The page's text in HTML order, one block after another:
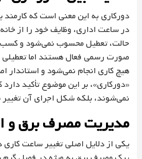
دورکاری به این معنی است که کارمند
در ساعت اداری، وظایف خود را از
حالت، تعطیل محسوب نمی‌شود و
صورت رسمی فعال هستند اما
هیچ کاری انجام نمی‌شود و استاندار
«دورکاری»، بر این موضوع تأکید
نمی‌شوند، بلکه شکل اجرای آن
مدیریت مصرف برق و
یکی از دلایل اصلی تغییر ساعت